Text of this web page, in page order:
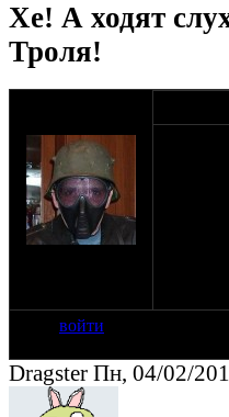
Хе! А ходят
Троля!
войти
Dragster Пн, 04/02/